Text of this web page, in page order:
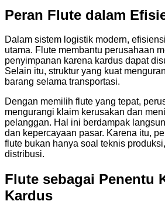
Peran Flute dalam
Dalam sistem logistik modern,
utama. Flute membantu perusahaan
penyimpanan karena kardus dapat
Selain itu, struktur yang kuat
barang selama transportasi.
Dengan memilih flute yang tepat,
mengurangi klaim kerusakan dan
pelanggan. Hal ini berdampak
dan kepercayaan pasar. Karena itu,
flute bukan hanya soal teknis
distribusi.
Flute sebagai Penentu
Kardus